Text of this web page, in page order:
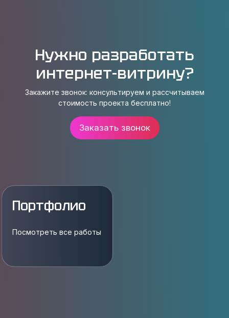
Нужно разработать
интернет-витрину?
Закажите звонок: консультируем и рассчитываем
стоимость проекта бесплатно!
Заказать звонок
Портфолио
Посмотреть все работы